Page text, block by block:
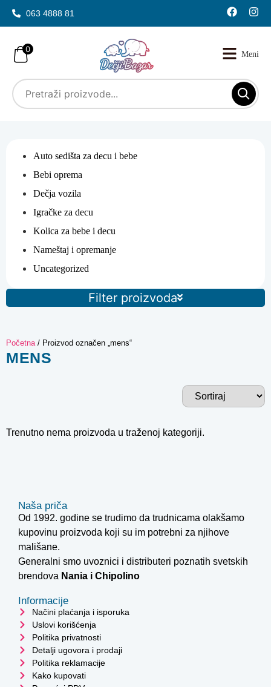
063 4888 81
0
Auto sedišta za decu i bebe
Bebi oprema
Dečja vozila
Igračke za decu
Kolica za bebe i decu
Nameštaj i opremanje
Uncategorized
Filter proizvoda
Početna / Proizvod označen „mens“
MENS
Trenutno nema proizvoda u traženoj kategoriji.
Naša priča
Od 1992. godine se trudimo da trudnicama olakšamo
kupovinu proizvoda koji su im potrebni za njihove
mališane.
Generalni smo uvoznici i distributeri poznatih svetskih
brendova Nania i Chipolino
Informacije
Načini plaćanja i isporuka
Uslovi korišćenja
Politika privatnosti
Detalji ugovora i prodaji
Politika reklamacije
Kako kupovati